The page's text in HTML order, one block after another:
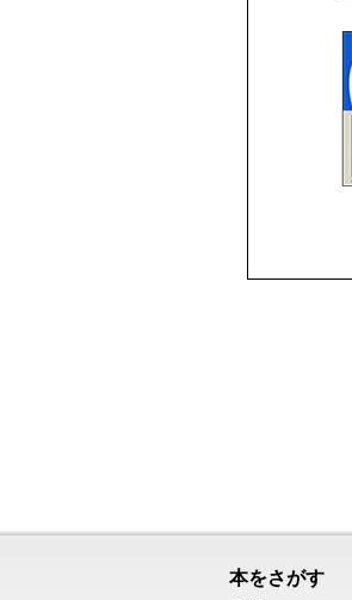
本をさがす